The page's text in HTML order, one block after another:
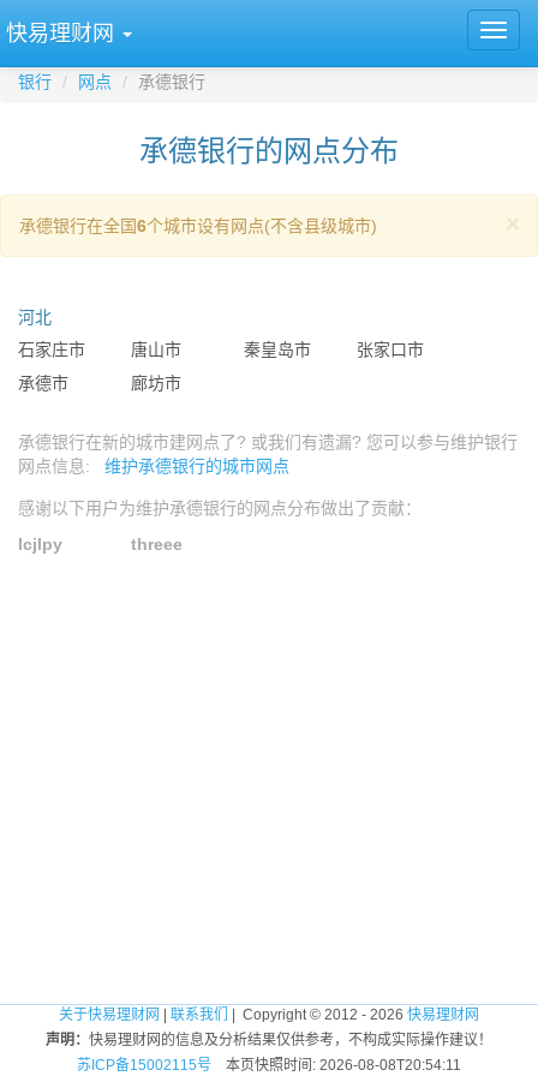
快易理财网
银行 网点 承德银行
承德银行的网点分布
×
承德银行在全国6个城市设有网点(不含县级城市)
河北
石家庄市 唐山市 秦皇岛市
张家口市
承德市
廊坊市
承德银行在新的城市建网点了? 或我们有遗漏? 您可以参与维护银行
网点信息: 维护承德银行的城市网点
感谢以下用户为维护承德银行的网点分布做出了贡献：
lcjlpy
threee
关于快易理财网 联系我们 | Copyright © 2012 - 2026 快易理财网
声明： 快易理财网的信息及分析结果仅供参考，不构成实际操作建议！
苏ICP备15002115号 本页快照时间: 2026-08-08T20:54:11